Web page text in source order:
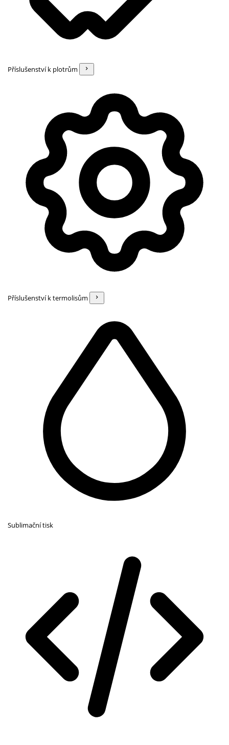
Příslušenství k plotrům
Příslušenství k termolisům
Sublimační tisk